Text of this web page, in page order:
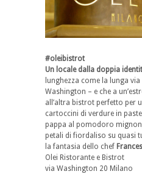
#oleibistrot
Un locale dalla doppia
lunghezza come la lunga
Washington – e che a
all’altra bistrot perfetto per
cartoccini di verdure in
pappa al pomodoro
petali di fiordaliso su quasi
la fantasia dello chef
Olei Ristorante e Bistrot
via Washington 20 Milano